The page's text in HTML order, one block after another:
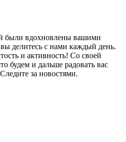
были вдохновлены вашими
делитесь с нами каждый день.
и активность! Со своей
будем и дальше радовать вас
за новостями.